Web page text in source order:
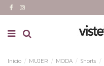
Inicio MUJER MODA Shorts